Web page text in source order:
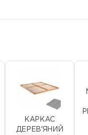
КАРКАС
ДЕРЕВ'ЯНИЙ